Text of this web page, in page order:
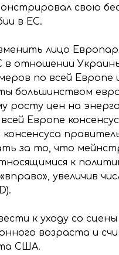
свою
в ЕС.
лицо
в отношении
по всей Европе
большинством
росту цен на
Европе
за то, что
к
увеличив
к уходу со
возраста и
США.